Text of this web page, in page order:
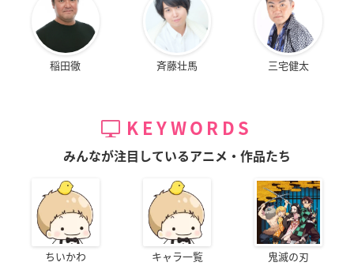
稲田徹 斉藤壮馬 三宅健太
KEYWORDS
みんなが注目しているアニメ・作品たち
ちいかわ キャラ一覧 鬼滅の刃